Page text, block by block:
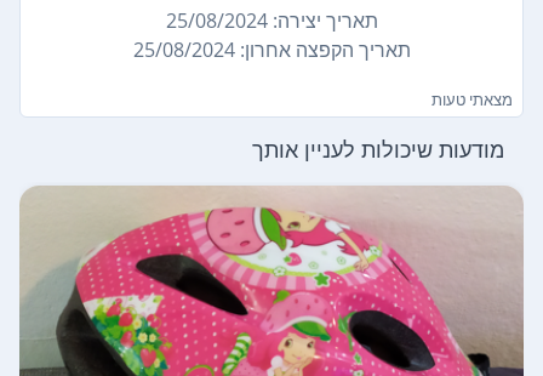
תאריך יצירה: 25/08/2024
תאריך הקפצה אחרון: 25/08/2024
מצאתי טעות
מודעות שיכולות לעניין אותך